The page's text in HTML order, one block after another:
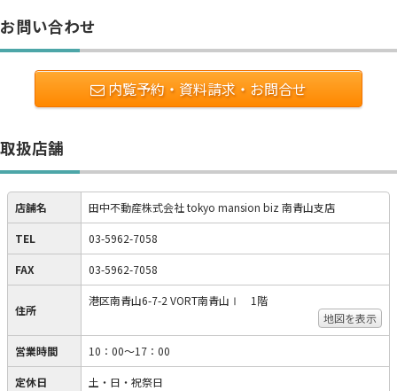
お問い合わせ
内覧予約・資料請求・お問合せ
取扱店舗
店舗名 田中不動産株式会社 tokyo mansion biz 南青山支店
TEL 03-5962-7058
FAX 03-5962-7058
住所
港区南青山6-7-2 VORT南青山Ⅰ 1階
地図を表示
営業時間 10：00〜17：00
定休日 土・日・祝祭日